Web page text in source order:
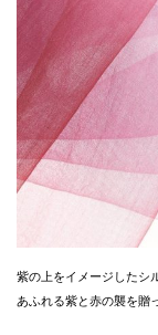
紫の上をイメージしたシ
あふれる紫と赤の襲を贈